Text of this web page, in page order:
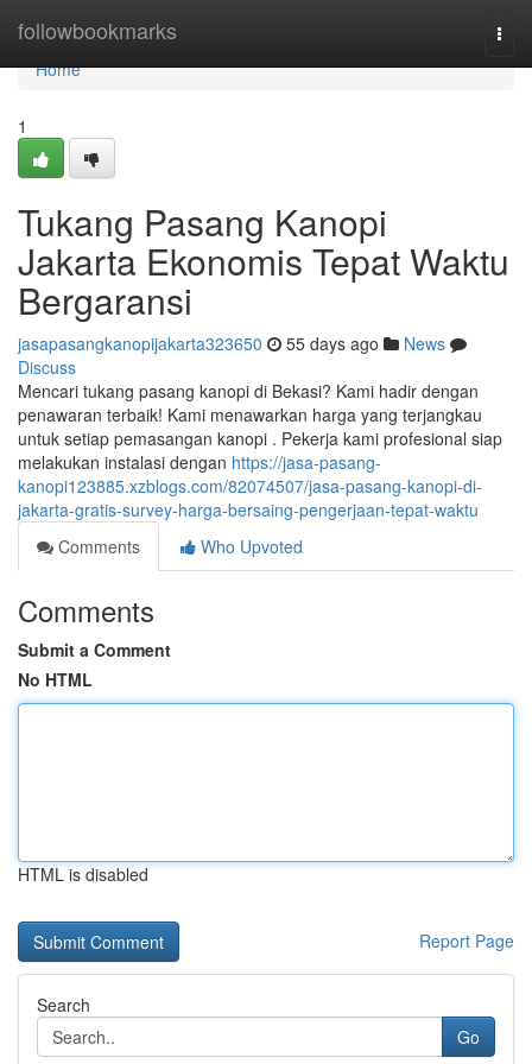
followbookmarks
Home
Home
1
Tukang Pasang Kanopi
Jakarta Ekonomis Tepat Waktu
Bergaransi
jasapasangkanopijakarta323650 55 days ago
News
Discuss
Mencari tukang pasang kanopi di Bekasi? Kami hadir dengan
penawaran terbaik! Kami menawarkan harga yang terjangkau
untuk setiap pemasangan kanopi . Pekerja kami profesional siap
melakukan instalasi dengan https://jasa-pasang-
kanopi123885.xzblogs.com/82074507/jasa-pasang-kanopi-di-
jakarta-gratis-survey-harga-bersaing-pengerjaan-tepat-waktu
Comments
Who Upvoted
Comments
Submit a Comment
No HTML
HTML is disabled
Report Page
Search
Go